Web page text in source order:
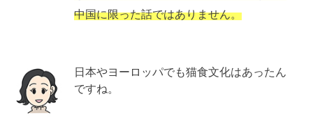
中国に限った話ではありません。
日本やヨーロッパでも猫食文化はあったん
ですね。